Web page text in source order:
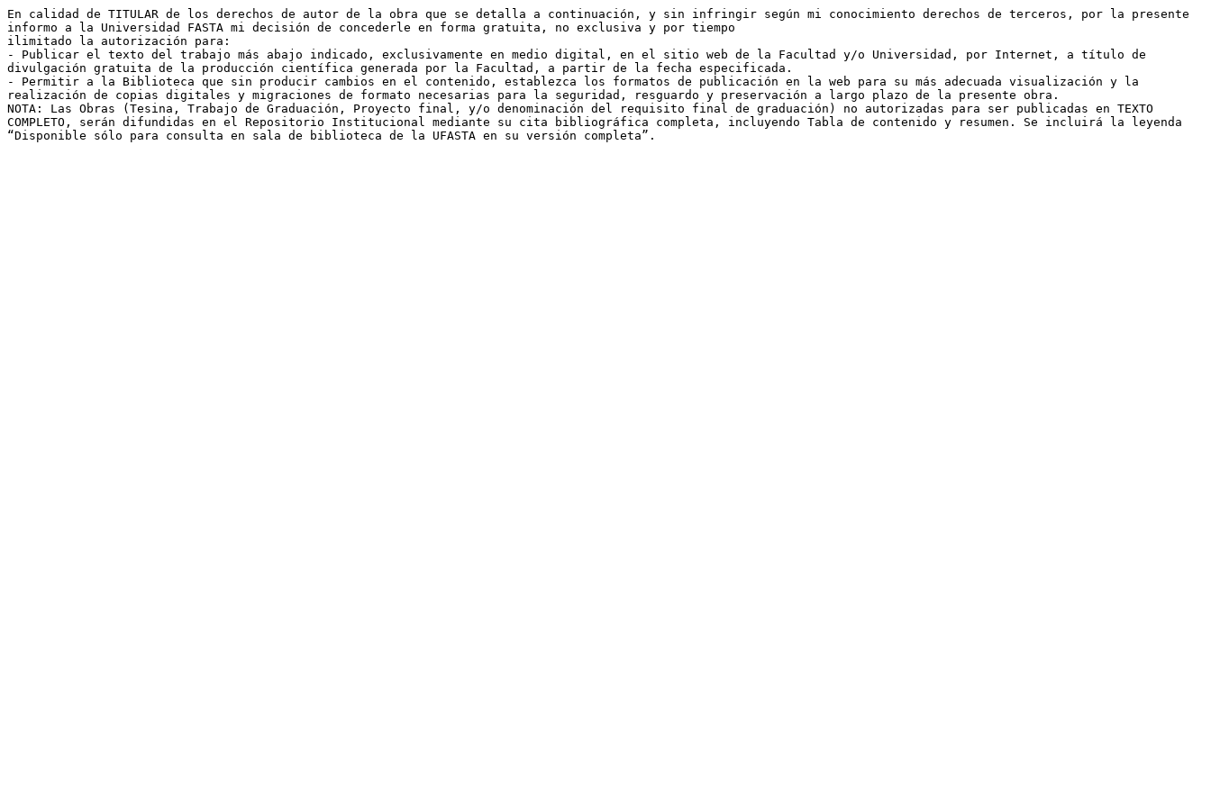
En calidad de TITULAR de los derechos de autor de la obra que se detalla a continuación, y sin infringir según mi conocimiento derechos de terceros, por la presente
informo a la Universidad FASTA mi decisión de concederle en forma gratuita, no exclusiva y por tiempo
ilimitado la autorización para:
- Publicar el texto del trabajo más abajo indicado, exclusivamente en medio digital, en el sitio web de la Facultad y/o Universidad, por Internet, a título de
divulgación gratuita de la producción científica generada por la Facultad, a partir de la fecha especificada.
- Permitir a la Biblioteca que sin producir cambios en el contenido, establezca los formatos de publicación en la web para su más adecuada visualización y la
realización de copias digitales y migraciones de formato necesarias para la seguridad, resguardo y preservación a largo plazo de la presente obra.
NOTA: Las Obras (Tesina, Trabajo de Graduación, Proyecto final, y/o denominación del requisito final de graduación) no autorizadas para ser publicadas en TEXTO
COMPLETO, serán difundidas en el Repositorio Institucional mediante su cita bibliográfica completa, incluyendo Tabla de contenido y resumen. Se incluirá la leyenda